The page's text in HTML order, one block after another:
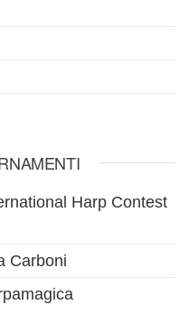
Harp Contest
Carboni